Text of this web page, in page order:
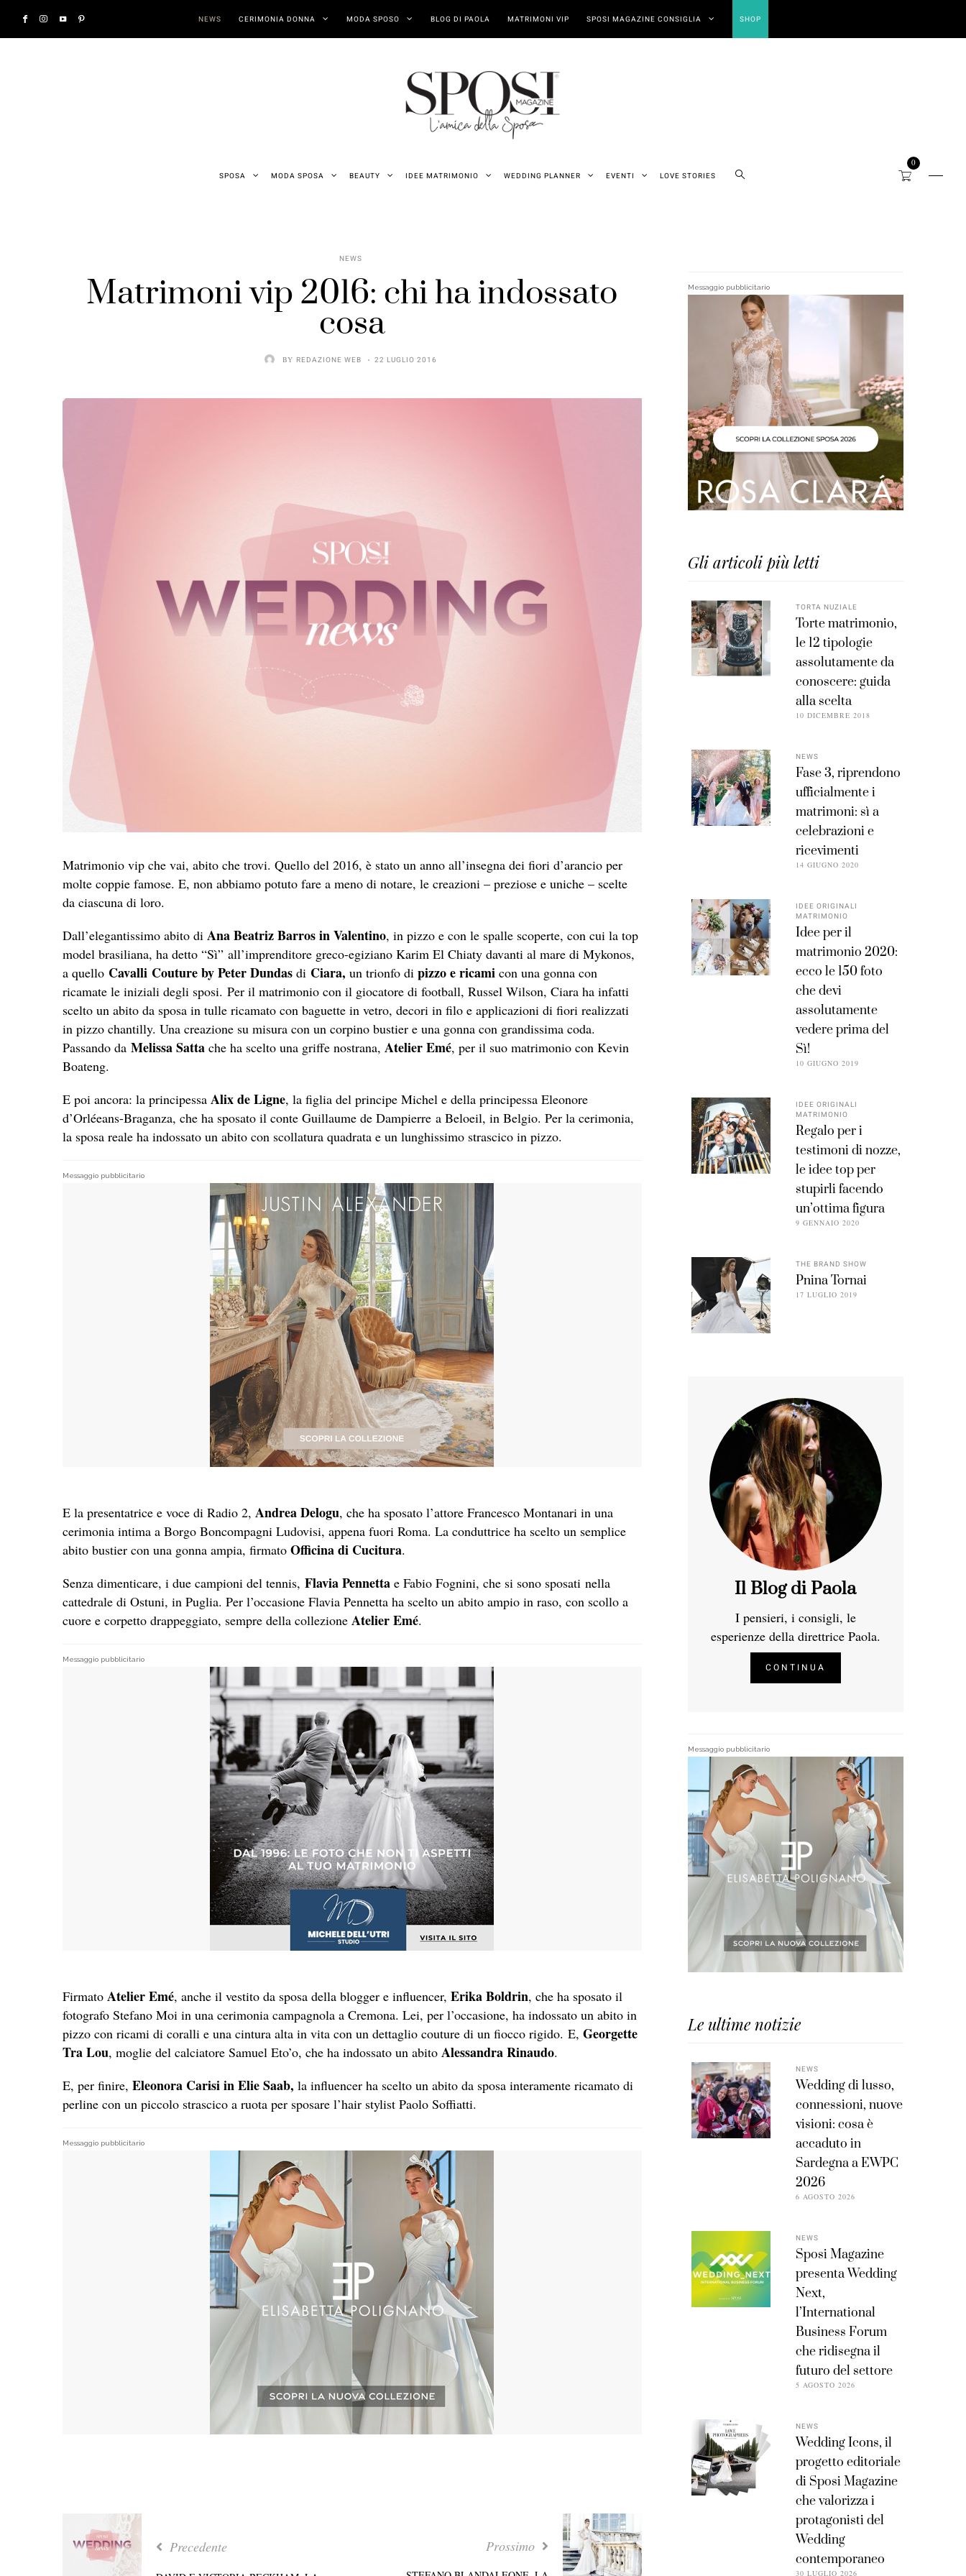
NEWS CERIMONIA DONNA MODA SPOSO BLOG DI PAOLA MATRIMONI VIP SPOSI MAGAZINE CONSIGLIA SHOP
SPOSA MODA SPOSA BEAUTY IDEE MATRIMONIO WEDDING PLANNER EVENTI LOVE STORIES
0
NEWS
Matrimoni vip 2016: chi ha indossato
cosa
BY REDAZIONE WEB 22 LUGLIO 2016
Matrimonio vip che vai, abito che trovi. Quello del 2016, è stato un anno all’insegna dei fiori d’arancio per
molte coppie famose. E, non abbiamo potuto fare a meno di notare, le creazioni – preziose e uniche – scelte
da ciascuna di loro.
Dall’elegantissimo abito di Ana Beatriz Barros in Valentino, in pizzo e con le spalle scoperte, con cui la top
model brasiliana, ha detto “Sì” all’imprenditore greco-egiziano Karim El Chiaty davanti al mare di Mykonos,
a quello Cavalli Couture by Peter Dundas di Ciara, un trionfo di pizzo e ricami con una gonna con
ricamate le iniziali degli sposi. Per il matrimonio con il giocatore di football, Russel Wilson, Ciara ha infatti
scelto un abito da sposa in tulle ricamato con baguette in vetro, decori in filo e applicazioni di fiori realizzati
in pizzo chantilly. Una creazione su misura con un corpino bustier e una gonna con grandissima coda.
Passando da Melissa Satta che ha scelto una griffe nostrana, Atelier Emé, per il suo matrimonio con Kevin
Boateng.
E poi ancora: la principessa Alix de Ligne, la figlia del principe Michel e della principessa Eleonore
d’Orléeans-Braganza, che ha sposato il conte Guillaume de Dampierre a Beloeil, in Belgio. Per la cerimonia,
la sposa reale ha indossato un abito con scollatura quadrata e un lunghissimo strascico in pizzo.
Messaggio pubblicitario
E la presentatrice e voce di Radio 2, Andrea Delogu, che ha sposato l’attore Francesco Montanari in una
cerimonia intima a Borgo Boncompagni Ludovisi, appena fuori Roma. La conduttrice ha scelto un semplice
abito bustier con una gonna ampia, firmato Officina di Cucitura.
Senza dimenticare, i due campioni del tennis, Flavia Pennetta e Fabio Fognini, che si sono sposati nella
cattedrale di Ostuni, in Puglia. Per l’occasione Flavia Pennetta ha scelto un abito ampio in raso, con scollo a
cuore e corpetto drappeggiato, sempre della collezione Atelier Emé.
Messaggio pubblicitario
Firmato Atelier Emé, anche il vestito da sposa della blogger e influencer, Erika Boldrin, che ha sposato il
fotografo Stefano Moi in una cerimonia campagnola a Cremona. Lei, per l’occasione, ha indossato un abito in
pizzo con ricami di coralli e una cintura alta in vita con un dettaglio couture di un fiocco rigido. E, Georgette
Tra Lou, moglie del calciatore Samuel Eto’o, che ha indossato un abito Alessandra Rinaudo.
E, per finire, Eleonora Carisi in Elie Saab, la influencer ha scelto un abito da sposa interamente ricamato di
perline con un piccolo strascico a ruota per sposare l’hair stylist Paolo Soffiatti.
Messaggio pubblicitario
Precedente Prossimo
Messaggio pubblicitario
Gli articoli più letti
TORTA NUZIALE
Torte matrimonio,
le 12 tipologie
assolutamente da
conoscere: guida
alla scelta
10 DICEMBRE 2018
NEWS
Fase 3, riprendono
ufficialmente i
matrimoni: sì a
celebrazioni e
ricevimenti
14 GIUGNO 2020
IDEE ORIGINALI
MATRIMONIO
Idee per il
matrimonio 2020:
ecco le 150 foto
che devi
assolutamente
vedere prima del
Sì!
10 GIUGNO 2019
IDEE ORIGINALI
MATRIMONIO
Regalo per i
testimoni di nozze,
le idee top per
stupirli facendo
un’ottima figura
9 GENNAIO 2020
THE BRAND SHOW
Pnina Tornai
17 LUGLIO 2019
Il Blog di Paola
I pensieri, i consigli, le
esperienze della direttrice Paola.
CONTINUA
Messaggio pubblicitario
Le ultime notizie
NEWS
Wedding di lusso,
connessioni, nuove
visioni: cosa è
accaduto in
Sardegna a EWPC
2026
6 AGOSTO 2026
NEWS
Sposi Magazine
presenta Wedding
Next,
l’International
Business Forum
che ridisegna il
futuro del settore
5 AGOSTO 2026
NEWS
Wedding Icons, il
progetto editoriale
di Sposi Magazine
che valorizza i
protagonisti del
Wedding
contemporaneo
30 LUGLIO 2026